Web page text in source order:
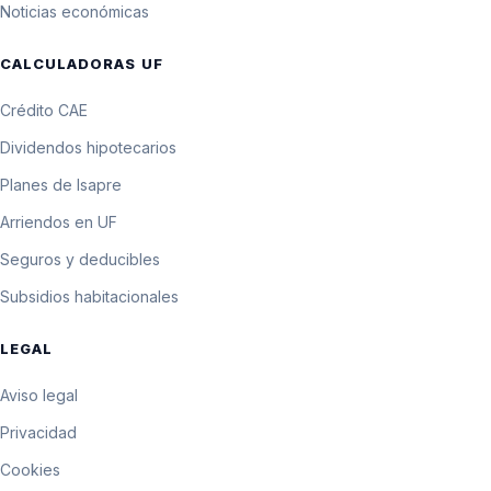
3 de febrero de 1993
2 de febrero de 1993
1 de febrero de 1993
Noticias económicas
CALCULADORAS UF
Crédito CAE
Dividendos hipotecarios
Planes de Isapre
Arriendos en UF
Seguros y deducibles
Subsidios habitacionales
LEGAL
Aviso legal
Privacidad
Cookies